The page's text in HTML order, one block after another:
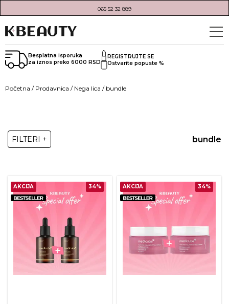
065 52 32 889
Besplatna isporuka
za iznos preko 6000 RSD
REGISTRUJTE SE
Ostvarite popuste %
Početna / Prodavnica / Nega lica / bundle
FILTERI + bundle
AKCIJA 34% AKCIJA 34%